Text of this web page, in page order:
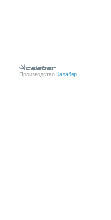
Производство Калабер